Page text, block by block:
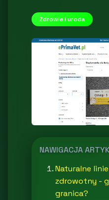
Zdrowie i uroda
NAWIGACJA
Naturalne
zdrowotny -
granica?